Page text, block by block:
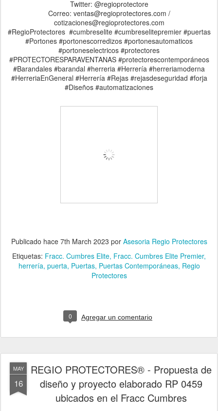
Twitter: @regioprotectore
Correo: ventas@regioprotectores.com /
cotizaciones@regioprotectores.com
#RegioProtectores #cumbreselite #cumbreselitepremier #puertas
#Portones #portonescorredizos #portonesautomaticos
#portoneselectricos #protectores
#PROTECTORESPARAVENTANAS #protectorescontemporáneos
#Barandales #barandal #herreria #Herrería #herreriamoderna
#HerreriaEnGeneral #Herrería #Rejas #rejasdeseguridad #forja
#Diseños #automatizaciones
Publicado hace 7th March 2023 por Asesoria Regio Protectores
Etiquetas: Fracc. Cumbres Elite Fracc. Cumbres Elite Premier
herrería puerta Puertas Puertas Contemporáneas Regio
Protectores
0 Agregar un comentario
MAY
16
REGIO PROTECTORES® - Propuesta de
diseño y proyecto elaborado RP 0459
ubicados en el Fracc Cumbres